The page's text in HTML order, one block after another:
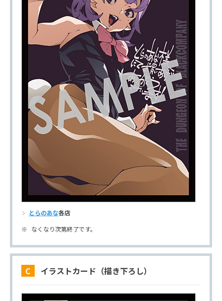
とらのあな各店
なくなり次第終了です。
C イラストカード（描き下ろし）